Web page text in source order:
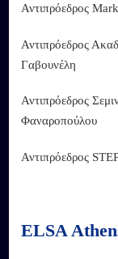
Αντιπρόεδρος
Αντιπρόεδρος
Γαβουνέλη
Αντιπρόεδρος
Φαναροπούλου
Αντιπρόεδρος
ELSA